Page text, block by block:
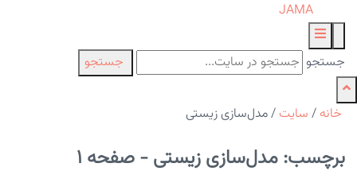
JAMA
جستجو جستجو
خانه / سایت /مدل‌سازی زیستی
برچسب: مدل‌سازی زیستی - صفحه 1